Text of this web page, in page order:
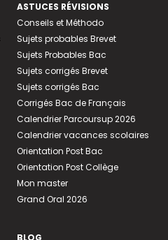
ASTUCES RÉVISIONS
Conseils et Méthodo
Sujets probables Brevet
Sujets Probables Bac
Sujets corrigés Brevet
Sujets corrigés Bac
Corrigés Bac de Français
Calendrier Parcoursup 2026
Calendrier vacances scolaires
Orientation Post Bac
Orientation Post Collège
Mon master
Grand Oral 2026